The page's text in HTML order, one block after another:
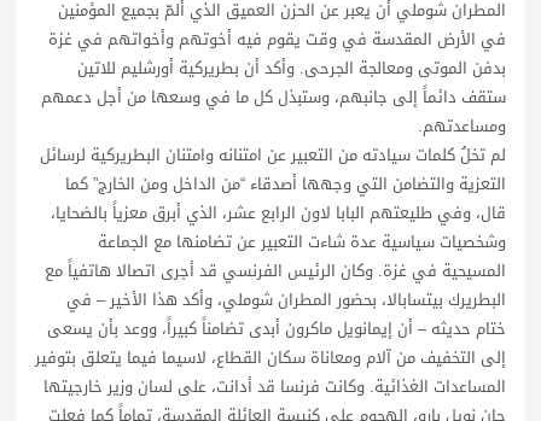
المطران شوملي أن يعبر عن الحزن العميق الذي ألمّ بجميع المؤمنين
في الأرض المقدسة في وقت يقوم فيه أخوتهم وأخواتهم في غزة
بدفن الموتى ومعالجة الجرحى. وأكد أن بطريركية أورشليم للاتين
ستقف دائماً إلى جانبهم، وستبذل كل ما في وسعها من أجل دعمهم
ومساعدتهم.
لم تخلُ كلمات سيادته من التعبير عن امتنانه وامتنان البطريركية لرسائل
التعزية والتضامن التي وجهها أصدقاء “من الداخل ومن الخارج” كما
قال، وفي طليعتهم البابا لاون الرابع عشر، الذي أبرق معزياً بالضحايا،
وشخصيات سياسية عدة شاءت التعبير عن تضامنها مع الجماعة
المسيحية في غزة. وكان الرئيس الفرنسي قد أجرى اتصالا هاتفياً مع
البطريرك بيتسابالا، بحضور المطران شوملي، وأكد هذا الأخير – في
ختام حديثه – أن إيمانويل ماكرون أبدى تضامناً كبيراً، ووعد بأن يسعى
إلى التخفيف من آلام ومعاناة سكان القطاع، لاسيما فيما يتعلق بتوفير
المساعدات الغذائية. وكانت فرنسا قد أدانت، على لسان وزير خارجيتها